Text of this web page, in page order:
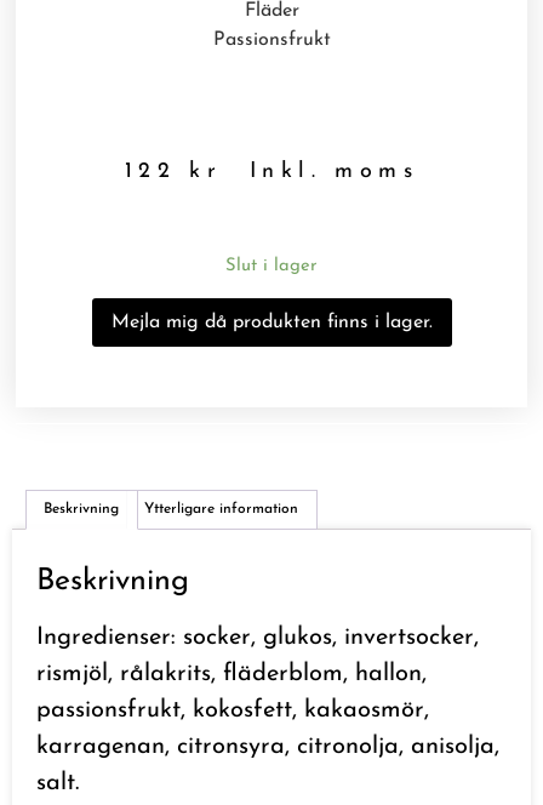
Fläder
Passionsfrukt
122 kr Inkl. moms
Slut i lager
Beskrivning Ytterligare information
Beskrivning
Ingredienser: socker, glukos, invertsocker,
rismjöl, rålakrits, fläderblom, hallon,
passionsfrukt, kokosfett, kakaosmör,
karragenan, citronsyra, citronolja, anisolja,
salt.